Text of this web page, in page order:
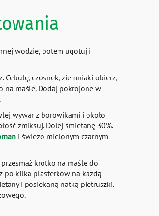
wodzie, potem ugotuj i
Cebulę, czosnek, ziemniaki obierz,
na maśle. Dodaj pokrojone w
wywar z borowikami i około
zmiksuj. Dolej śmietanę 30%.
i świeżo mielonym czarnym
krótko na maśle do
po kilka plasterków na każdą
i posiekaną natką pietruszki.